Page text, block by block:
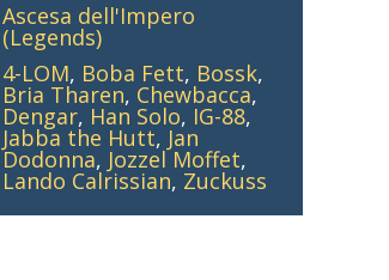
Ascesa dell'Impero
(Legends)
4-LOM, Boba Fett, Bossk,
Bria Tharen, Chewbacca,
Dengar, Han Solo, IG-88,
Jabba the Hutt, Jan
Dodonna, Jozzel Moffet,
Lando Calrissian, Zuckuss